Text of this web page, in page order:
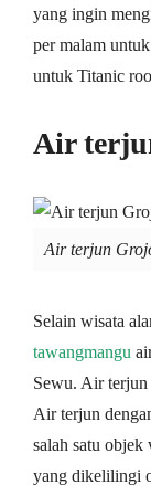
yang ingin
per malam
untuk Titanic
Air
Air terjun
Selain wisata
tawangmangu
Sewu. Air
Air terjun
salah satu objek
yang dikelilingi